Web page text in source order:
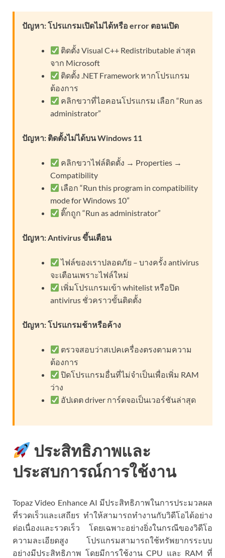
ปัญหา: โปรแกรมเปิดไม่ได้หรือ error ตอนเปิด
ติดตั้ง Visual C++ Redistributable ล่าสุด
จาก Microsoft
ติดตั้ง .NET Framework หากโปรแกรม
ต้องการ
คลิกขวาที่ไอคอนโปรแกรม เลือก “Run as
administrator”
ปัญหา: ติดตั้งไม่ได้บน Windows 11
คลิกขวาไฟล์ติดตั้ง → Properties →
Compatibility
เลือก “Run this program in compatibility
mode for Windows 10”
ติ๊กถูก “Run as administrator”
ปัญหา: Antivirus ขึ้นเตือน
ไฟล์ของเราปลอดภัย – บางครั้ง antivirus
จะเตือนเพราะไฟล์ใหม่
เพิ่มโปรแกรมเข้า whitelist หรือปิด
antivirus ชั่วคราวขั้นติดตั้ง
ปัญหา: โปรแกรมช้าหรือค้าง
ตรวจสอบว่าสเปคเครื่องตรงตามความ
ต้องการ
ปิดโปรแกรมอื่นที่ไม่จำเป็นเพื่อเพิ่ม RAM
ว่าง
อัปเดต driver การ์ดจอเป็นเวอร์ชันล่าสุด
ประสิทธิภาพและ
ประสบการณ์การใช้งาน
Topaz Video Enhance AI มีประสิทธิภาพในการประมวลผล
ที่รวดเร็วและเสถียร ทำให้สามารถทำงานกับวิดีโอได้อย่าง
ต่อเนื่องและรวดเร็ว โดยเฉพาะอย่างยิ่งในกรณีของวิดีโอ
ความละเอียดสูง โปรแกรมสามารถใช้ทรัพยากรระบบ
อย่างมีประสิทธิภาพ โดยมีการใช้งาน CPU และ RAM ที่